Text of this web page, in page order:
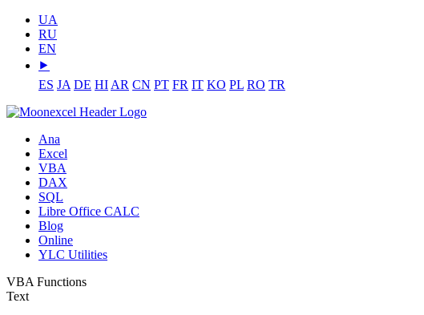
UA
RU
EN
⯈
ES JA DE HI AR CN PT FR IT KO PL RO TR
Ana
Excel
VBA
DAX
SQL
Libre Office CALC
Blog
Online
YLC Utilities
VBA Functions
Text